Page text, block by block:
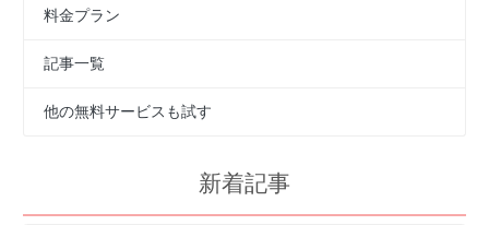
料金プラン
記事一覧
他の無料サービスも試す
新着記事